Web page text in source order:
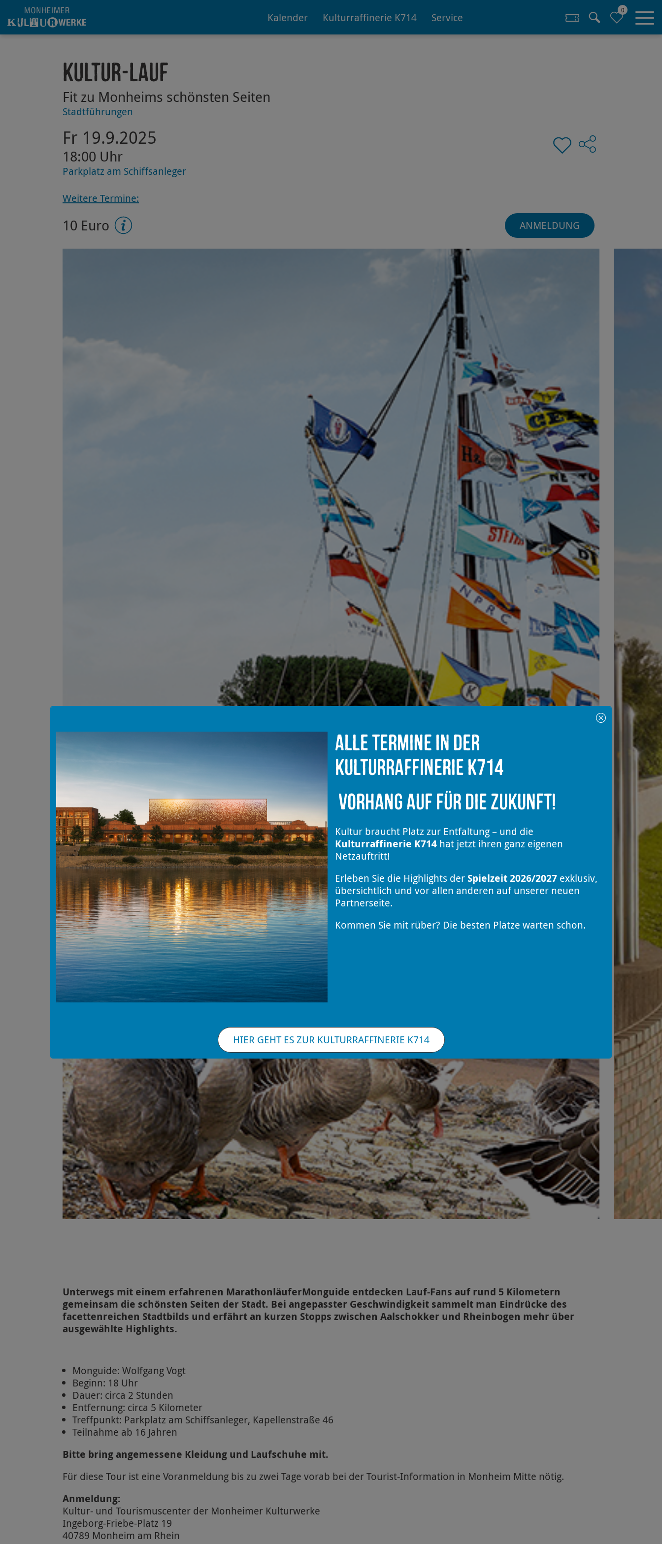
Hauptregion der Seite anspringen
Kalender Kulturraffinerie K714 Service
0
Kultur-Lauf
Fit zu Monheims schönsten Seiten
Stadtführungen
Fr 19.9.2025
18:00 Uhr
Parkplatz am Schiffsanleger
Weitere Termine:
10 Euro ANMELDUNG
Unterwegs mit einem erfahrenen MarathonläuferMonguide entdecken Lauf-Fans auf rund 5 Kilometern
gemeinsam die schönsten Seiten der Stadt. Bei angepasster Geschwindigkeit sammelt man Eindrücke des
facettenreichen Stadtbilds und erfährt an kurzen Stopps zwischen Aalschokker und Rheinbogen mehr über
ausgewählte Highlights.
Monguide: Wolfgang Vogt
Beginn: 18 Uhr
Dauer: circa 2 Stunden
Entfernung: circa 5 Kilometer
Treffpunkt: Parkplatz am Schiffsanleger, Kapellenstraße 46
Teilnahme ab 16 Jahren
Bitte bring angemessene Kleidung und Laufschuhe mit.
Für diese Tour ist eine Voranmeldung bis zu zwei Tage vorab bei der Tourist-Information in Monheim Mitte nötig.
Anmeldung:
Kultur- und Tourismuscenter der Monheimer Kulturwerke
Ingeborg-Friebe-Platz 19
40789 Monheim am Rhein
Alle Termine in der
Kulturraffinerie K714
Vorhang auf für die Zukunft!
Kultur braucht Platz zur Entfaltung – und die
Kulturraffinerie K714hat jetzt ihren ganz eigenen
Netzauftritt!
Erleben Sie die Highlights der Spielzeit 2026/2027exklusiv,
übersichtlich und vor allen anderen auf unserer neuen
Partnerseite.
Kommen Sie mit rüber? Die besten Plätze warten schon.
HIER GEHT ES ZUR KULTURRAFFINERIE K714